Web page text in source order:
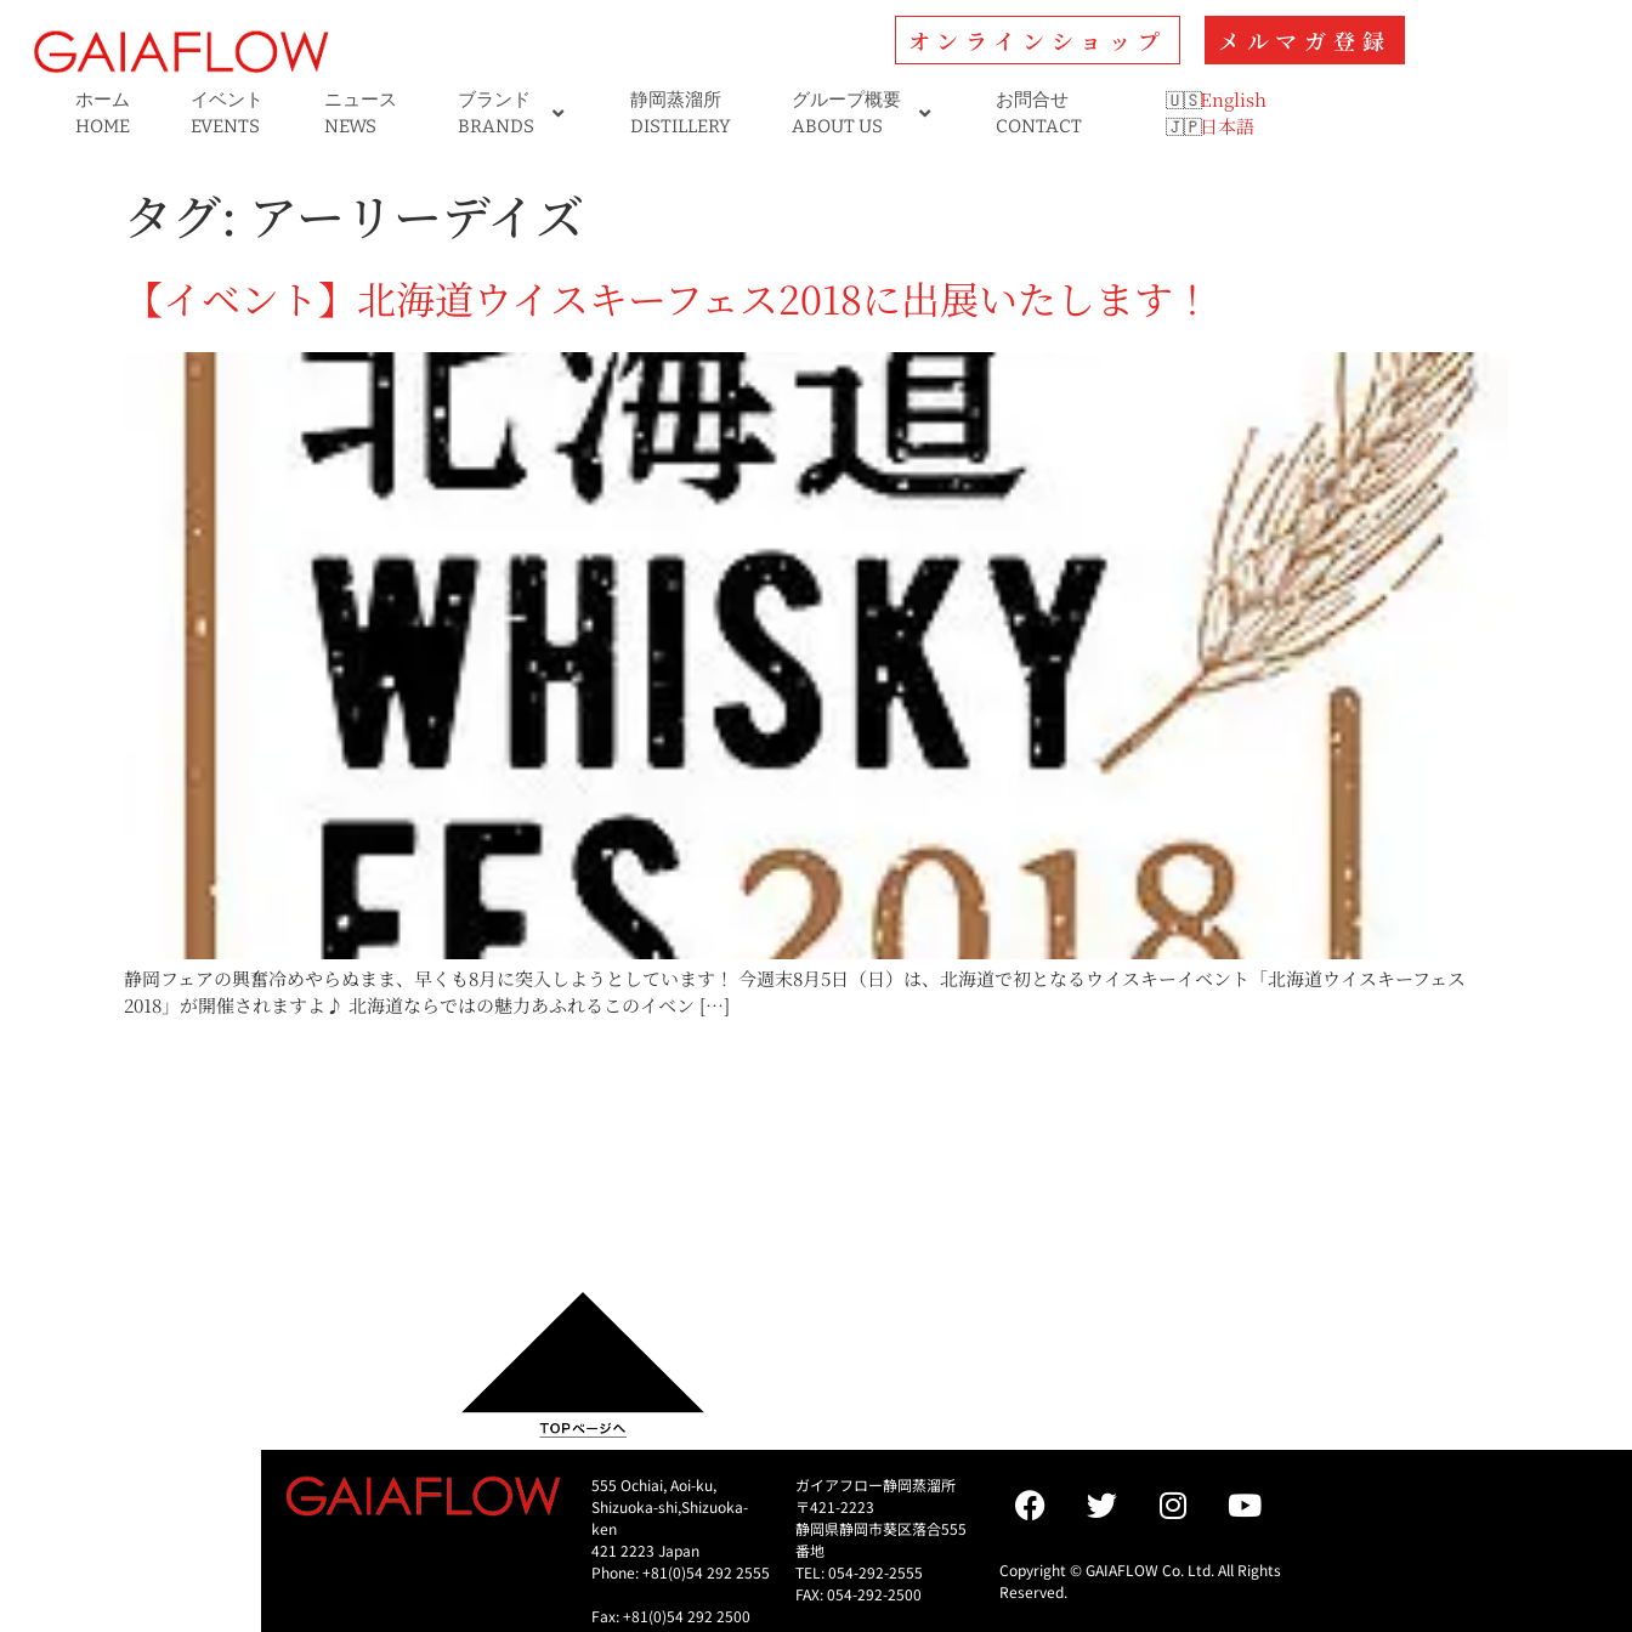
オンラインショップ メルマガ登録
ホーム
HOME
イベント
EVENTS
ニュース
NEWS
ブランド
BRANDS
静岡蒸溜所
DISTILLERY
グループ概要
ABOUT US
お問合せ
CONTACT
English
日本語
タグ: アーリーデイズ
【イベント】北海道ウイスキーフェス2018に出展いたします！
静岡フェアの興奮冷めやらぬまま、早くも8月に突入しようとしています！ 今週末8月5日（日）は、北海道で初となるウイスキーイベント「北海道ウイスキーフェス
2018」が開催されますよ♪ 北海道ならではの魅力あふれるこのイベン […]
555 Ochiai, Aoi-ku,
Shizuoka-shi,Shizuoka-
ken
421 2223 Japan
Phone: +81(0)54 292 2555
Fax: +81(0)54 292 2500
ガイアフロー静岡蒸溜所
〒421-2223
静岡県静岡市葵区落合555
番地
TEL: 054-292-2555
FAX: 054-292-2500
Copyright © GAIAFLOW Co. Ltd. All Rights
Reserved.